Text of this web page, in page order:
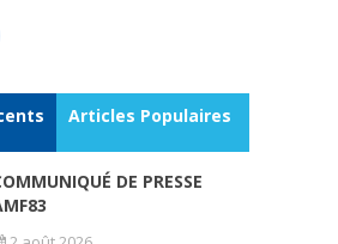
Articles Populaires
DE PRESSE